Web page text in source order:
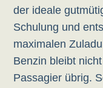
der ideale
Schulung und
maximalen
Benzin bleibt
Passagier übrig.